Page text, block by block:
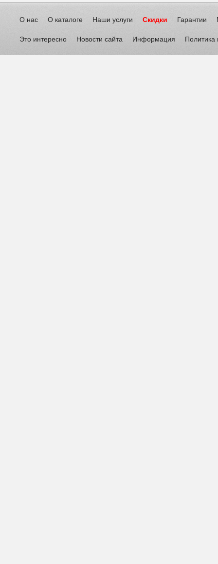
О нас О каталоге Наши услуги Скидки Гарантии
Это интересно Новости сайта Информация Политика